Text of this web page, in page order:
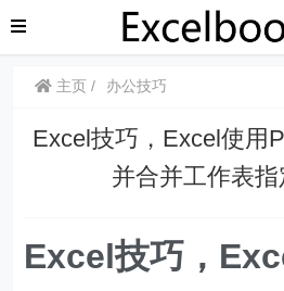
主页 办公技巧
Excel技巧，Excel使用
并合并工作表指
Excel技巧，